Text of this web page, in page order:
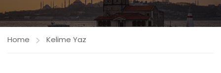
Home Kelime Yaz